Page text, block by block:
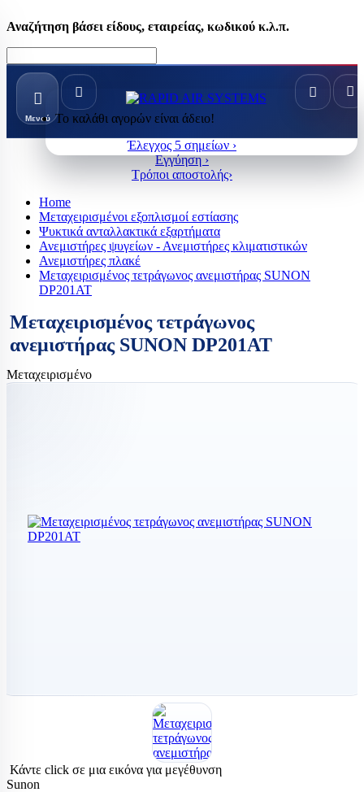
Αναζήτηση βάσει είδους, εταιρείας, κωδικού κ.λ.π.
Μενού Το καλάθι αγορών είναι άδειο!
Έλεγχος 5 σημείων ›
Εγγύηση ›
Τρόποι αποστολής›
Home
Μεταχειρισμένοι εξοπλισμοί εστίασης
Ψυκτικά ανταλλακτικά εξαρτήματα
Ανεμιστήρες ψυγείων - Ανεμιστήρες κλιματιστικών
Ανεμιστήρες πλακέ
Μεταχειρισμένος τετράγωνος ανεμιστήρας SUNON
DP201AT
Μεταχειρισμένος τετράγωνος
ανεμιστήρας SUNON DP201AT
Μεταχειρισμένο
Κάντε click σε μια εικόνα για μεγέθυνση
Sunon